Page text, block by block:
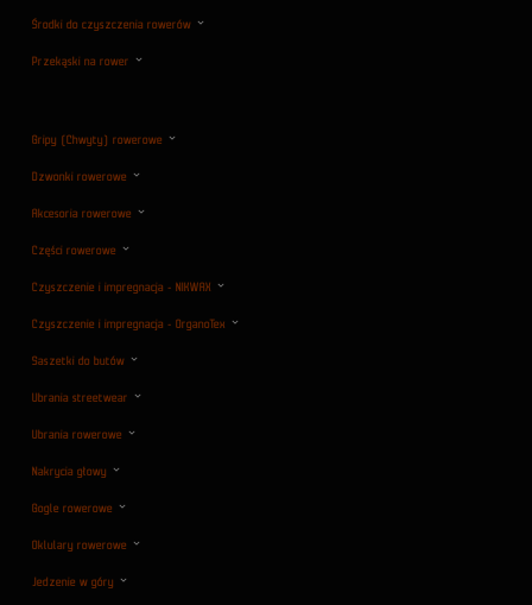
Środki do czyszczenia rowerów
Przekąski na rower
Gripy (Chwyty) rowerowe
Dzwonki rowerowe
Akcesoria rowerowe
Części rowerowe
Czyszczenie i impregnacja - NIKWAX
Czyszczenie i impregnacja - OrganoTex
Saszetki do butów
Ubrania streetwear
Ubrania rowerowe
Nakrycia głowy
Gogle rowerowe
Oklulary rowerowe
Jedzenie w góry